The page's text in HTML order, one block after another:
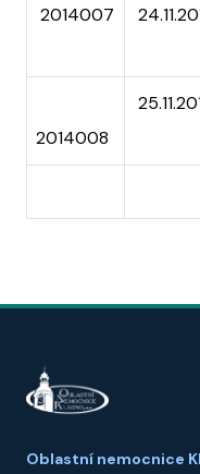
2014007
2014008
Oblastní nemocnice